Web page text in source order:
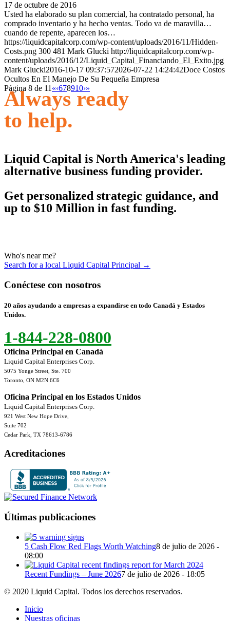
17 de octubre de 2016
Usted ha elaborado su plan comercial, ha contratado personal, ha
comprado inventario y ha hecho ventas. Todo va de maravilla…
cuando de repente, aparecen los…
https://liquidcapitalcorp.com/wp-content/uploads/2016/11/Hidden-
Costs.png 300 481 Mark Glucki http://liquidcapitalcorp.com/wp-
content/uploads/2016/12/Liquid_Capital_Financiando_El_Exito.jpg
Mark Glucki2016-10-17 09:37:572026-07-22 14:24:42Doce Costos
Ocultos En El Manejo De Su Pequeña Empresa
Página 8 de 11 «‹678910›»
Always ready
to help.
Liquid Capital is North America's leading
alternative business funding provider.
Get personalized strategic guidance, and
up to $10 Million in fast funding.
Who's near me?
Search for a local Liquid Capital Principal →
Conéctese con nosotros
20 años ayudando a empresas a expandirse en todo Canadá y Estados
Unidos.
1-844-228-0800
Oficina Principal en Canadá
Liquid Capital Enterprises Corp.
5075 Yonge Street, Ste. 700
Toronto, ON M2N 6C6
Oficina Principal en los Estados Unidos
Liquid Capital Enterprises Corp.
921 West New Hope Drive,
Suite 702
Cedar Park, TX 78613-6786
Acreditaciones
Últimas publicaciones
5 Cash Flow Red Flags Worth Watching8 de julio de 2026 -
08:00
Recent Fundings – June 20267 de julio de 2026 - 18:05
© 2020 Liquid Capital. Todos los derechos reservados.
Inicio
Nuestras oficinas